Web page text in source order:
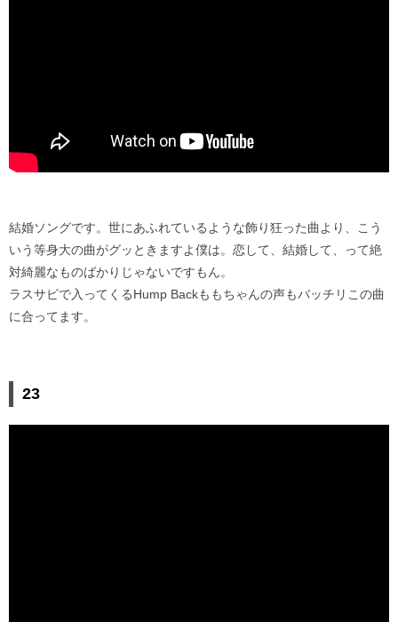
結婚ソングです。世にあふれているような飾り狂った曲より、こう
いう等身大の曲がグッときますよ僕は。恋して、結婚して、って絶
対綺麗なものばかりじゃないですもん。
ラスサビで入ってくるHump Backももちゃんの声もバッチリこの曲
に合ってます。
23